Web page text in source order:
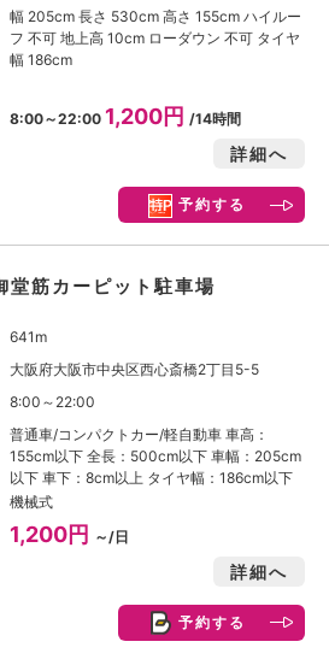
幅 205cm 長さ 530cm 高さ 155cm ハイルー
フ 不可 地上高 10cm ローダウン 不可 タイヤ
幅 186cm
8:00～22:00 1,200円/14時間
詳細へ
予約する
堂筋カーピット駐車場
641m
大阪府大阪市中央区西心斎橋2丁目5-5
8:00～22:00
普通車/コンパクトカー/軽自動車 車高：
155cm以下 全長：500cm以下 車幅：205cm
以下 車下：8cm以上 タイヤ幅：186cm以下
機械式
1,200円 ～/日
詳細へ
予約する